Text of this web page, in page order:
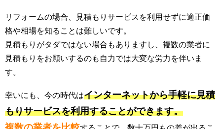
リフォームの場合、見積もりサービスを利用せずに適正価
格や相場を知ることは難しいです。
見積もりがタダではない場合もありますし、複数の業者に
見積もりをお願いするのも自力では大変な労力を伴いま
す。
幸いにも、今の時代はインターネットから手軽に見積
もりサービスを利用することができます。